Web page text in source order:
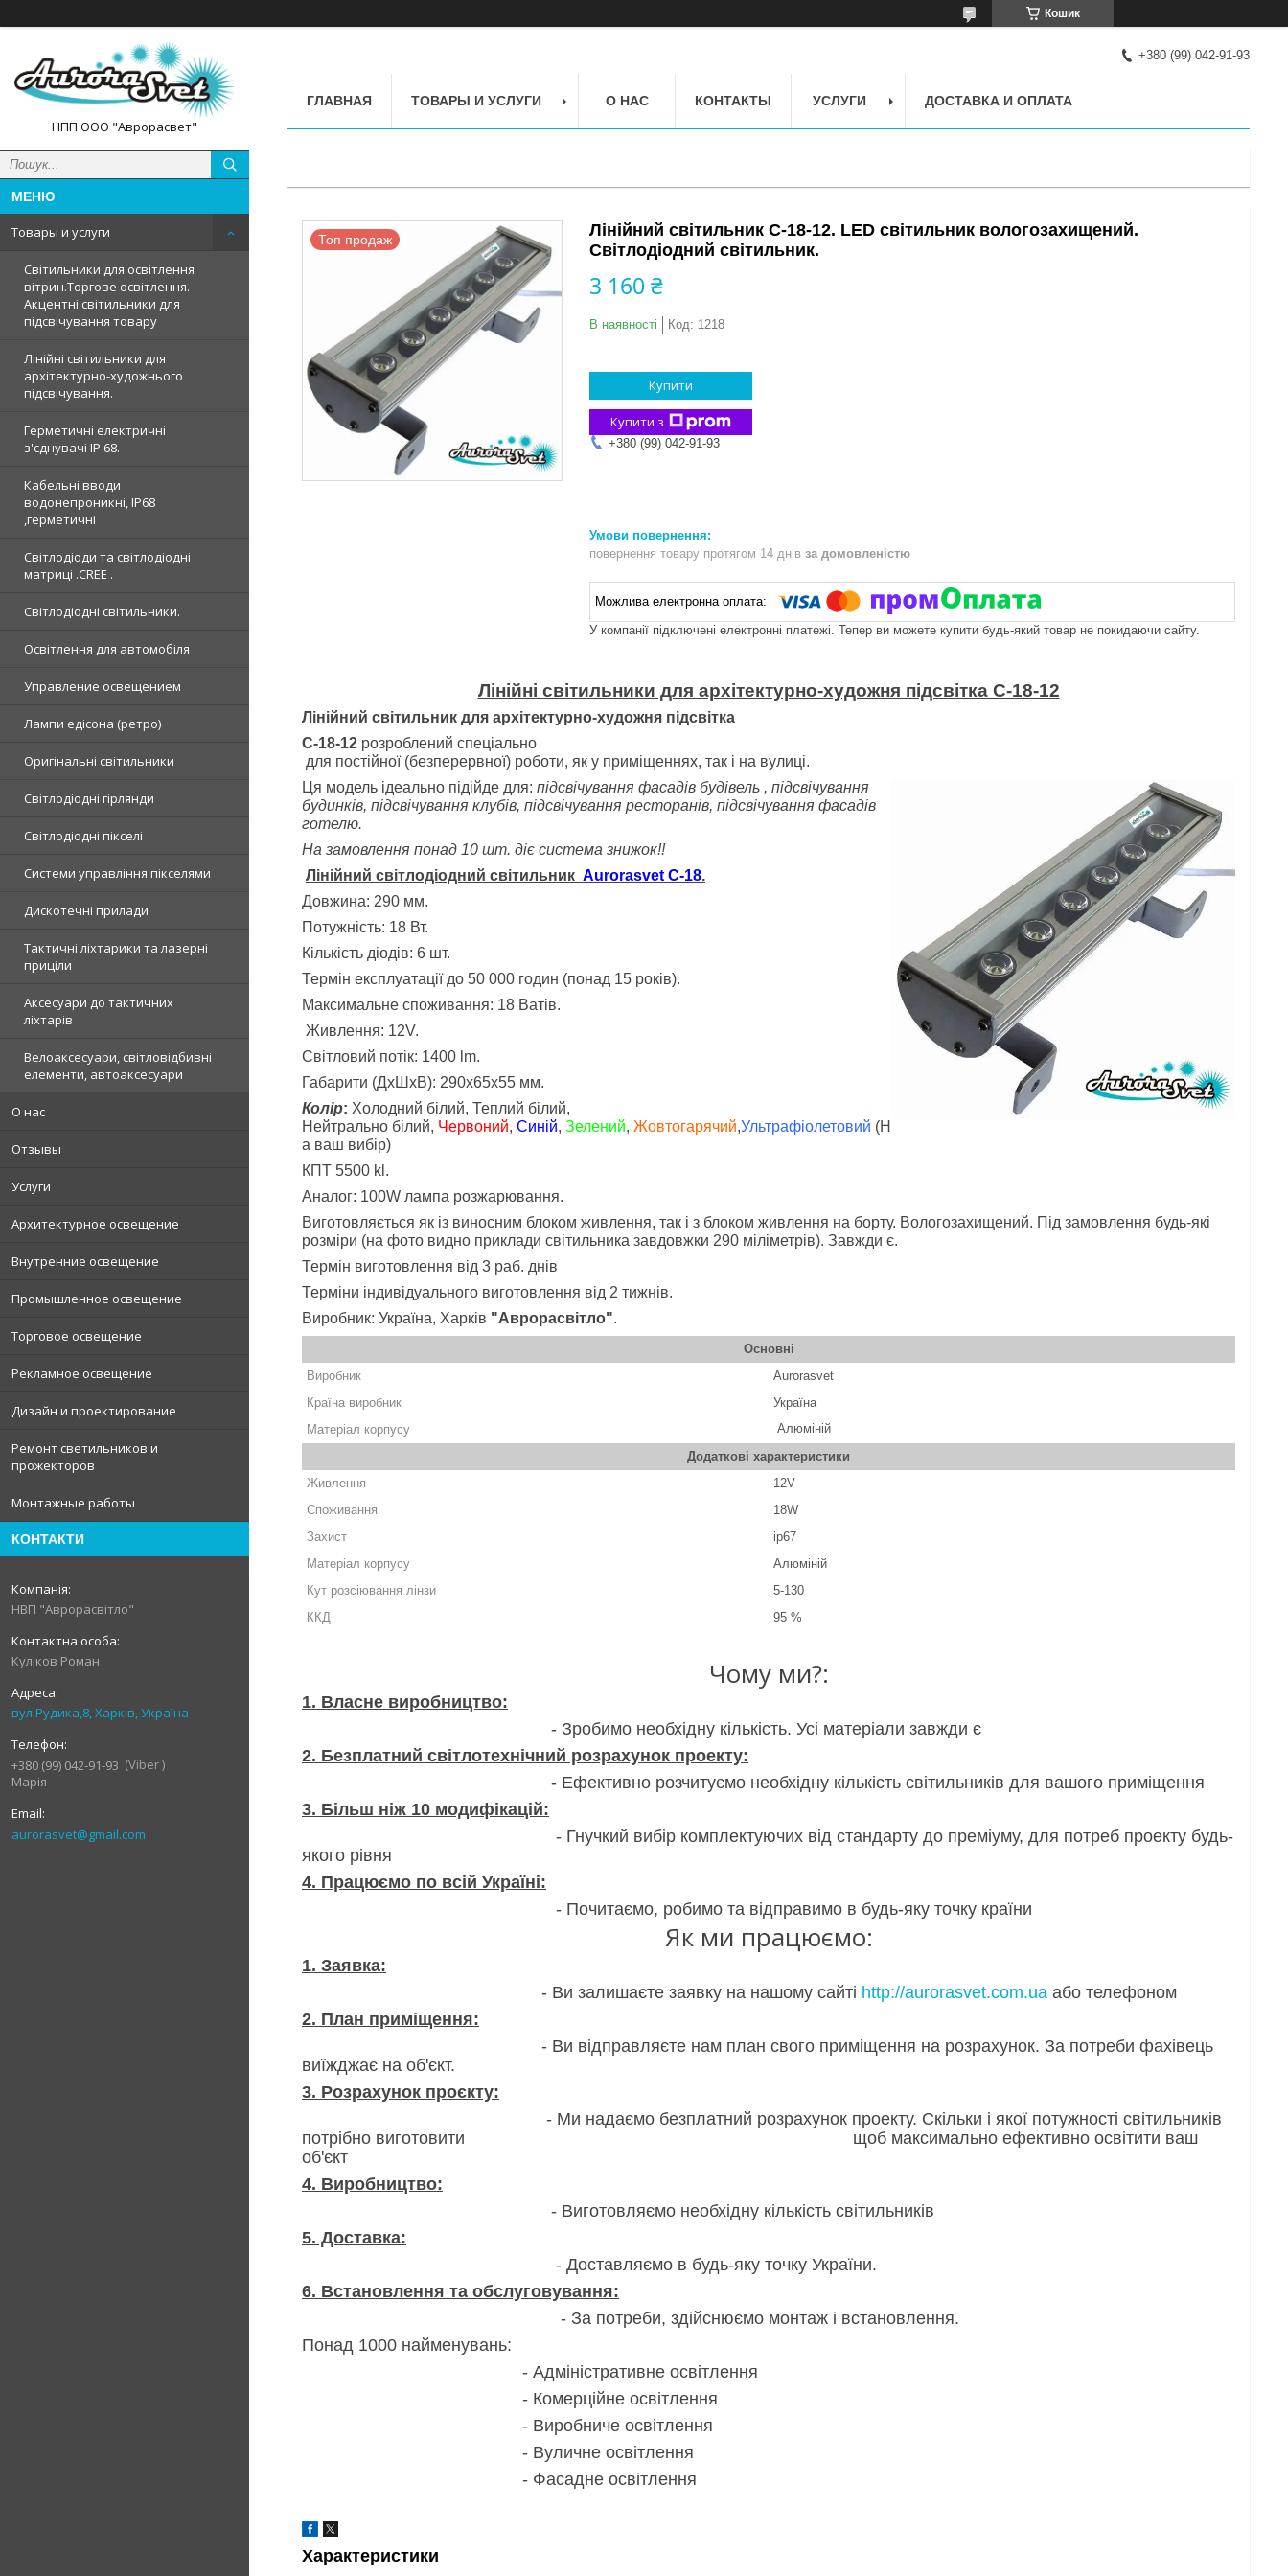
Кошик
НПП ООО "Аврорасвет"
Товары и услуги
Світильники для освітлення
вітрин.Торгове освітлення.
Акцентні світильники для
підсвічування товару
Лінійні світильники для
архітектурно-художнього
підсвічування.
Герметичні електричні
з'єднувачі IP 68.
Кабельні вводи
водонепроникні, IP68
,герметичні
Світлодіоди та світлодіодні
матриці .CREE .
Світлодіодні світильники.
Освітлення для автомобіля
Управление освещением
Лампи едісона (ретро)
Оригінальні світильники
Світлодіодні гірлянди
Світлодіодні пікселі
Системи управління пікселями
Дискотечні прилади
Тактичні ліхтарики та лазерні
приціли
Аксесуари до тактичних
ліхтарів
Велоаксесуари, світловідбивні
елементи, автоаксесуари
О нас
Отзывы
Услуги
Архитектурное освещение
Внутренние освещение
Промышленное освещение
Торговое освещение
Рекламное освещение
Дизайн и проектирование
Ремонт светильников и
прожекторов
Монтажные работы
КОНТАКТИ
НВП "Аврорасвітло"
Куліков Роман
вул.Рудика,8, Харків, Україна
+380 (99) 042-91-93
Viber
Марія
aurorasvet@gmail.com
+380 (99) 042-91-93
ГЛАВНАЯ ТОВАРЫ И УСЛУГИ О НАС КОНТАКТЫ УСЛУГИ ДОСТАВКА И ОПЛАТА
Топ продаж
Лінійний світильник C-18-12. LED світильник вологозахищений.
Світлодіодний світильник.
3 160 ₴
В наявності Код: 1218
Купити
Купити з
+380 (99) 042-91-93
повернення товару протягом 14 днів за домовленістю
У компанії підключені електронні платежі. Тепер ви можете купити будь-який товар не покидаючи сайту.
Лінійні світильники для архітектурно-художня підсвітка С-18-12
Лінійний світильник для архітектурно-художня підсвітка
C-18-12 розроблений спеціально
для постійної (безперервної) роботи, як у приміщеннях, так і на вулиці.
Ця модель ідеально підійде для: підсвічування фасадів будівель , підсвічування
будинків, підсвічування клубів, підсвічування ресторанів, підсвічування фасадів
готелю.
На замовлення понад 10 шт. діє система знижок!!
Лінійний світлодіодний світильник Aurorasvet C-18.
Довжина: 290 мм.
Потужність: 18 Вт.
Кількість діодів: 6 шт.
Термін експлуатації до 50 000 годин (понад 15 років).
Максимальне споживання: 18 Ватів.
Живлення: 12V.
Світловий потік: 1400 lm.
Габарити (ДхШхВ): 290х65х55 мм.
Колір: Холодний білий, Теплий білий,
Нейтрально білий, Червоний, Синій, Зелений, Жовтогарячий,Ультрафіолетовий (Н
а ваш вибір)
КПТ 5500 kl.
Аналог: 100W лампа розжарювання.
Виготовляється як із виносним блоком живлення, так і з блоком живлення на борту. Вологозахищений. Під замовлення будь-які
розміри (на фото видно приклади світильника завдовжки 290 міліметрів). Завжди є.
Термін виготовлення від 3 раб. днів
Терміни індивідуального виготовлення від 2 тижнів.
Виробник: Україна, Харків "Аврорасвітло".
Основні
Виробник
Aurorasvet
Країна виробник
Україна
Матеріал корпусу
Алюміній
Додаткові характеристики
Живлення
12V
Споживання
18W
Захист
ip67
Матеріал корпусу
Алюміній
Кут розсіювання лінзи
5-130
ККД
95 %
Чому ми?:
1. Власне виробництво:
- Зробимо необхідну кількість. Усі матеріали завжди є
2. Безплатний світлотехнічний розрахунок проекту:
- Ефективно розчитуємо необхідну кількість світильників для вашого приміщення
3. Більш ніж 10 модифікацій:
- Гнучкий вибір комплектуючих від стандарту до преміуму, для потреб проекту будь-
якого рівня
4. Працюємо по всій Україні:
- Почитаємо, робимо та відправимо в будь-яку точку країни
Як ми працюємо:
1. Заявка:
- Ви залишаєте заявку на нашому сайті http://aurorasvet.com.ua або телефоном
2. План приміщення:
- Ви відправляєте нам план свого приміщення на розрахунок. За потреби фахівець
виїжджає на об'єкт.
3. Розрахунок проєкту:
- Ми надаємо безплатний розрахунок проекту. Скільки і якої потужності світильників
потрібно виготовити щоб максимально ефективно освітити ваш
об'єкт
4. Виробництво:
- Виготовляємо необхідну кількість світильників
5. Доставка:
- Доставляємо в будь-яку точку України.
6. Встановлення та обслуговування:
- За потреби, здійснюємо монтаж і встановлення.
Понад 1000 найменувань:
- Адміністративне освітлення
- Комерційне освітлення
- Виробниче освітлення
- Вуличне освітлення
- Фасадне освітлення
Характеристики